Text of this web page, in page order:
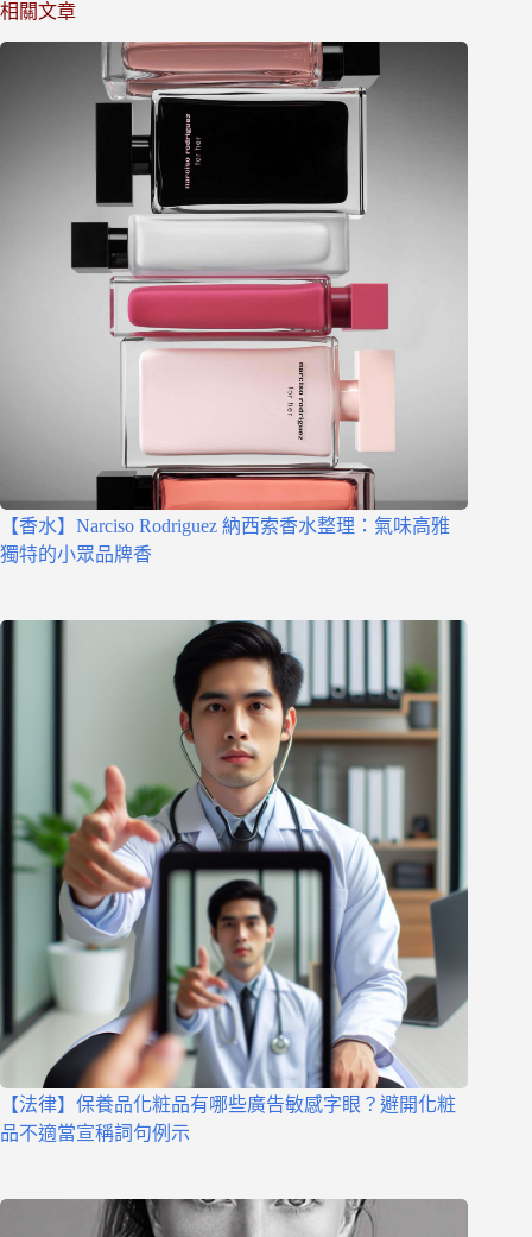
相關文章
【香水】Narciso Rodriguez 納西索香水整理：氣味高雅
獨特的小眾品牌香
【法律】保養品化粧品有哪些廣告敏感字眼？避開化粧
品不適當宣稱詞句例示